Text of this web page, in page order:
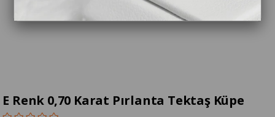
E Renk 0,70 Karat Pırlanta Tektaş Küpe